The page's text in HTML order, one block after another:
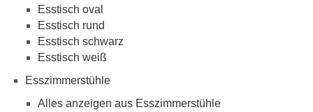
Esstisch oval
Esstisch rund
Esstisch schwarz
Esstisch weiß
Esszimmerstühle
Alles anzeigen aus Esszimmerstühle